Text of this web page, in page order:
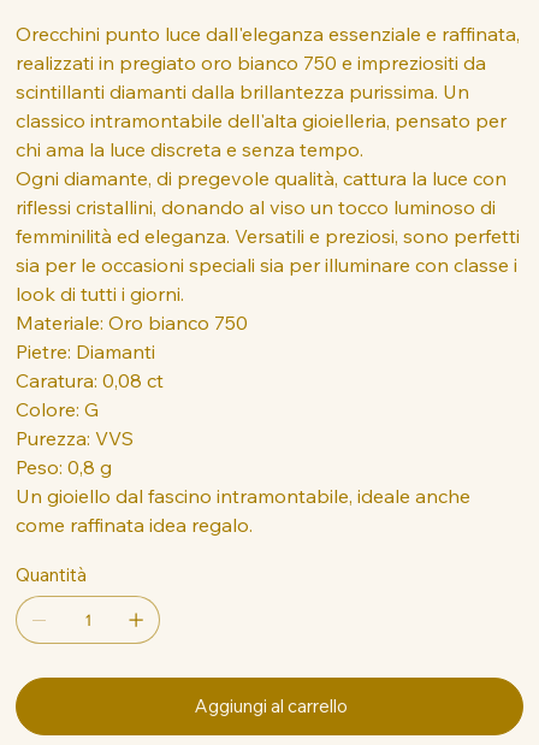
Orecchini punto luce dall'eleganza essenziale e raffinata,
realizzati in pregiato oro bianco 750 e impreziositi da
scintillanti diamanti dalla brillantezza purissima. Un
classico intramontabile dell'alta gioielleria, pensato per
chi ama la luce discreta e senza tempo.
Ogni diamante, di pregevole qualità, cattura la luce con
riflessi cristallini, donando al viso un tocco luminoso di
femminilità ed eleganza. Versatili e preziosi, sono perfetti
sia per le occasioni speciali sia per illuminare con classe i
look di tutti i giorni.
Materiale: Oro bianco 750
Pietre: Diamanti
Caratura: 0,08 ct
Colore: G
Purezza: VVS
Peso: 0,8 g
Un gioiello dal fascino intramontabile, ideale anche
come raffinata idea regalo.
Quantità
Aggiungi al carrello